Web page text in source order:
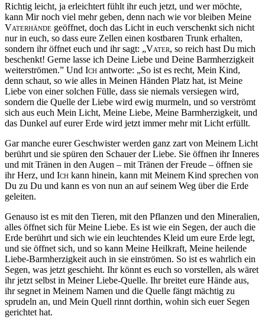
Richtig leicht, ja erleichtert fühlt ihr euch jetzt, und wer möchte,
kann Mir noch viel mehr geben, denn nach wie vor bleiben Meine
Vaterhände geöffnet, doch das Licht in euch verschenkt sich nicht
nur in euch, so dass eure Zellen einen kostbaren Trunk erhalten,
sondern ihr öffnet euch und ihr sagt: „Vater, so reich hast Du mich
beschenkt! Gerne lasse ich Deine Liebe und Deine Barmherzigkeit
weiterströmen.” Und Ich antworte: „So ist es recht, Mein Kind,
denn schaut, so wie alles in Meinen Händen Platz hat, ist Meine
Liebe von einer solchen Fülle, dass sie niemals versiegen wird,
sondern die Quelle der Liebe wird ewig murmeln, und so verströmt
sich aus euch Mein Licht, Meine Liebe, Meine Barmherzigkeit, und
das Dunkel auf eurer Erde wird jetzt immer mehr mit Licht erfüllt.
Gar manche eurer Geschwister werden ganz zart von Meinem Licht
berührt und sie spüren den Schauer der Liebe. Sie öffnen ihr Inneres
und mit Tränen in den Augen – mit Tränen der Freude – öffnen sie
ihr Herz, und Ich kann hinein, kann mit Meinem Kind sprechen von
Du zu Du und kann es von nun an auf seinem Weg über die Erde
geleiten.
Genauso ist es mit den Tieren, mit den Pflanzen und den Mineralien,
alles öffnet sich für Meine Liebe. Es ist wie ein Segen, der auch die
Erde berührt und sich wie ein leuchtendes Kleid um eure Erde legt,
und sie öffnet sich, und so kann Meine Heilkraft, Meine heilende
Liebe-Barmherzigkeit auch in sie einströmen. So ist es wahrlich ein
Segen, was jetzt geschieht. Ihr könnt es euch so vorstellen, als wäret
ihr jetzt selbst in Meiner Liebe-Quelle. Ihr breitet eure Hände aus,
ihr segnet in Meinem Namen und die Quelle fängt mächtig zu
sprudeln an, und Mein Quell rinnt dorthin, wohin sich euer Segen
gerichtet hat.